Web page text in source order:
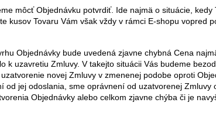
môcť Objednávku potvrdiť. Ide najmä o situácie,
kusov Tovaru Vám však vždy v rámci E-shopu vopred
Objednávky bude uvedená zjavne chybná Cena
k uzavretiu Zmluvy. V takejto situácii Vás budeme
novej Zmluvy v zmenenej podobe oproti
od jej odoslania, sme oprávnení od uzatvorenej
Objednávky alebo celkom zjavne chýba či je